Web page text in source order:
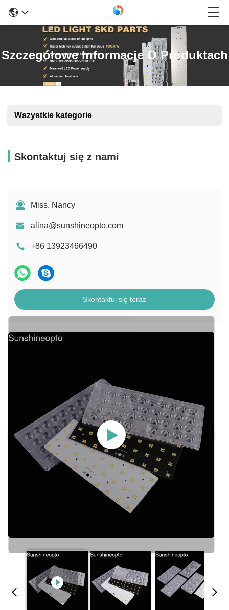
Szczegółowe Informacje O Produktach
Wszystkie kategorie
Skontaktuj się z nami
Miss. Nancy
alina@sunshineopto.com
+86 13923466490
Skontaktuj się teraz